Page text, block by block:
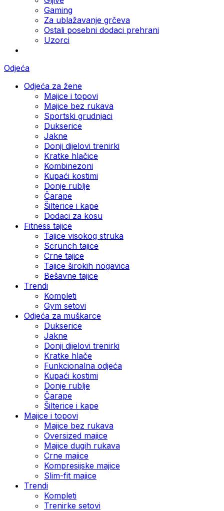
Gaming
Za ublažavanje grčeva
Ostali posebni dodaci prehrani
Uzorci
Odjeća
Odjeća za žene
Majice i topovi
Majice bez rukava
Sportski grudnjaci
Dukserice
Jakne
Donji dijelovi trenirki
Kratke hlačice
Kombinezoni
Kupaći kostimi
Donje rublje
Čarape
Šilterice i kape
Dodaci za kosu
Fitness tajice
Tajice visokog struka
Scrunch tajice
Crne tajice
Tajice širokih nogavica
Bešavne tajice
Trendi
Kompleti
Gym setovi
Odjeća za muškarce
Dukserice
Jakne
Donji dijelovi trenirki
Kratke hlače
Funkcionalna odjeća
Kupaći kostimi
Donje rublje
Čarape
Šilterice i kape
Majice i topovi
Majice bez rukava
Oversized majice
Majice dugih rukava
Crne majice
Kompresijske majice
Slim-fit majice
Trendi
Kompleti
Trenirke setovi